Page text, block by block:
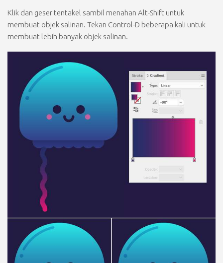
Klik dan geser tentakel sambil menahan Alt-Shift untuk
membuat objek salinan. Tekan Control-D beberapa kali untuk
membuat lebih banyak objek salinan.